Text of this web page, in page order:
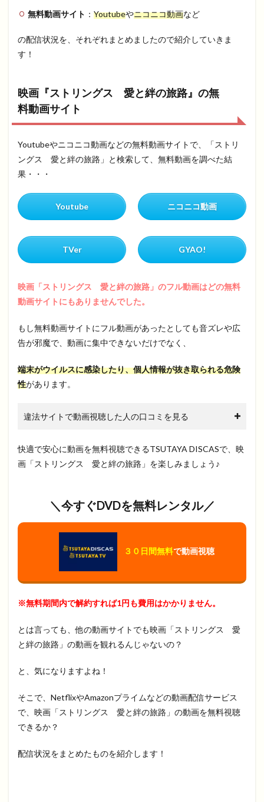
無料動画サイト ： Youtubeやニコニコ動画など
の配信状況を、それぞれまとめましたので紹介していきま
す！
映画『ストリングス 愛と絆の旅路』の無
料動画サイト
Youtubeやニコニコ動画などの無料動画サイトで、「ストリ
ングス 愛と絆の旅路」と検索して、無料動画を調べた結
果・・・
Youtube ニコニコ動画
TVer GYAO!
映画「ストリングス 愛と絆の旅路」のフル動画はどの無料
動画サイトにもありませんでした。
もし無料動画サイトにフル動画があったとしても音ズレや広
告が邪魔で、動画に集中できないだけでなく、
端末がウイルスに感染したり、個人情報が抜き取られる危険
性があります。
違法サイトで動画視聴した人の口コミを見る
快適で安心に動画を無料視聴できるTSUTAYA DISCASで、映
画「ストリングス 愛と絆の旅路」を楽しみましょう♪
＼今すぐDVDを無料レンタル／
３０日間無料で動画視聴
※無料期間内で解約すれば1円も費用はかかりません。
とは言っても、他の動画サイトでも映画「ストリングス 愛
と絆の旅路」の動画を観れるんじゃないの？
と、気になりますよね！
そこで、NetflixやAmazonプライムなどの動画配信サービス
で、映画「ストリングス 愛と絆の旅路」の動画を無料視聴
できるか？
配信状況をまとめたものを紹介します！